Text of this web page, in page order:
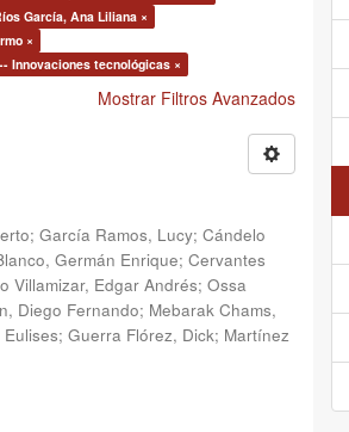
García, Ana Liliana ×
×
Innovaciones tecnológicas ×
Mostrar Filtros Avanzados
; García Ramos, Lucy; Cándelo
Germán Enrique; Cervantes
Villamizar, Edgar Andrés; Ossa
Diego Fernando; Mebarak Chams,
; Guerra Flórez, Dick; Martínez